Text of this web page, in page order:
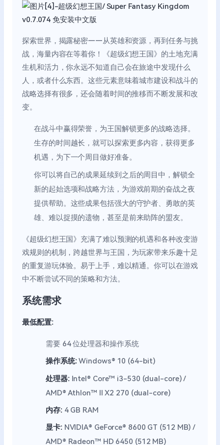
探索世界，揭露秘密——从英雄和资源，再到任务与挑
战，海量内容在等着你！《超级幻想王国》的土地充满
生机和活力，你永远不知道自己会在旅途中发现什么
人，或者什么东西。这些元素意味着城市建设和战斗的
战略选择有很多，还会随着时间的推移而不断发展和改
变。
在战斗中赢得荣誉，为王国解锁更多的战略选择。
生存的时间越长，就可以探索更多内容，获得更多
机遇，为下一个周目做好准备。
你可以将自己的成果延续到之后的周目中，解锁全
新的起始选项和战略方法，为游戏前期的奋战之夜
提供帮助。这些成果包括强大的守护者、勇敢的英
雄、难以捉摸的遗物，甚至是前来助阵的盟友。
《超级幻想王国》充满了难以预测的机遇和各种改变游
戏规则的机制，跨越世界与王国，为玩家带来乐趣十足
的重复游玩体验。易于上手，难以精通。你可以在游戏
中不断尝试不同的策略和方法。
系统需求
最低配置:
需要 64 位处理器和操作系统
操作系统:Windows® 10 (64-bit)
处理器:Intel® Core™ i3-530 (dual-core) /
AMD® Athlon™ II X2 270 (dual-core)
内存:4 GB RAM
显卡:NVIDIA® GeForce® 8600 GT (512 MB) /
AMD® Radeon™ HD 6450 (512 MB)